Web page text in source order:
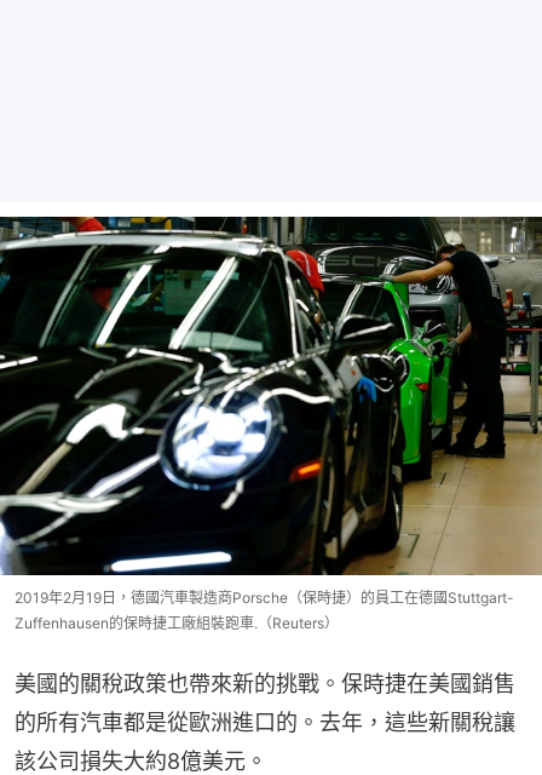
2019年2月19日，德國汽車製造商Porsche（保時捷）的員工在德國Stuttgart-
Zuffenhausen的保時捷工廠組裝跑車.（Reuters）
美國的關稅政策也帶來新的挑戰。保時捷在美國銷售
的所有汽車都是從歐洲進口的。去年，這些新關稅讓
該公司損失大約8億美元。